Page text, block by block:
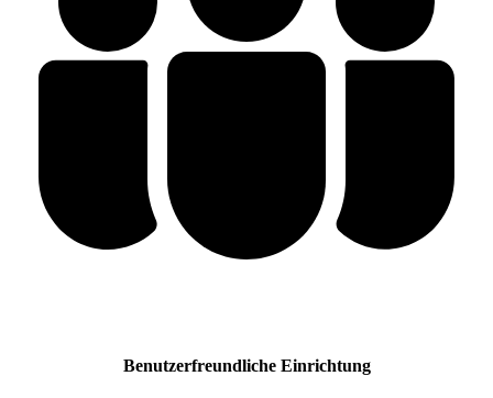
Benutzerfreundliche Einrichtung